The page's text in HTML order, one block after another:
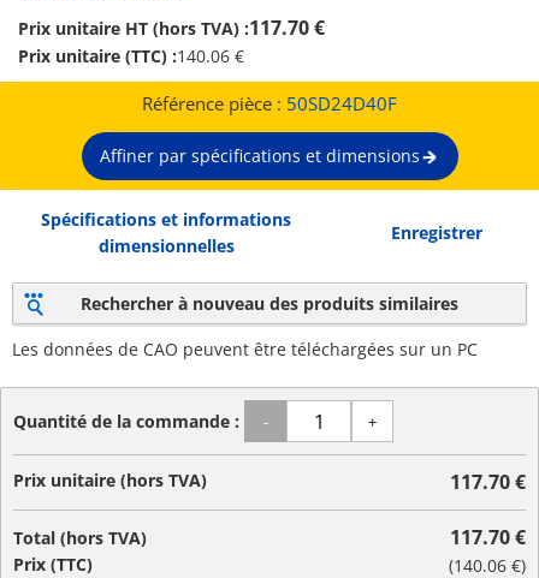
Prix unitaire HT (hors TVA) :117.70 €
Prix unitaire (TTC) :140.06 €
Référence pièce : 50SD24D40F
Affiner par spécifications et dimensions
Spécifications et informations
dimensionnelles
Enregistrer
Rechercher à nouveau des produits similaires
Les données de CAO peuvent être téléchargées sur un PC
Quantité de la commande : - +
Prix unitaire (hors TVA) 117.70 €
Total (hors TVA)
Prix (TTC)
117.70 €
(140.06 €)